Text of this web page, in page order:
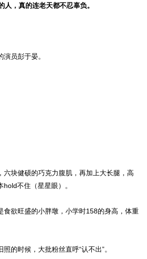
人，真的连老天都不忍辜负。
员彭于晏。
六块健硕的巧克力腹肌，再加上大长腿，高
不住（星星眼）。
食欲旺盛的小胖墩，小学时158的身高，体重
的时候，大批粉丝直呼“认不出”。